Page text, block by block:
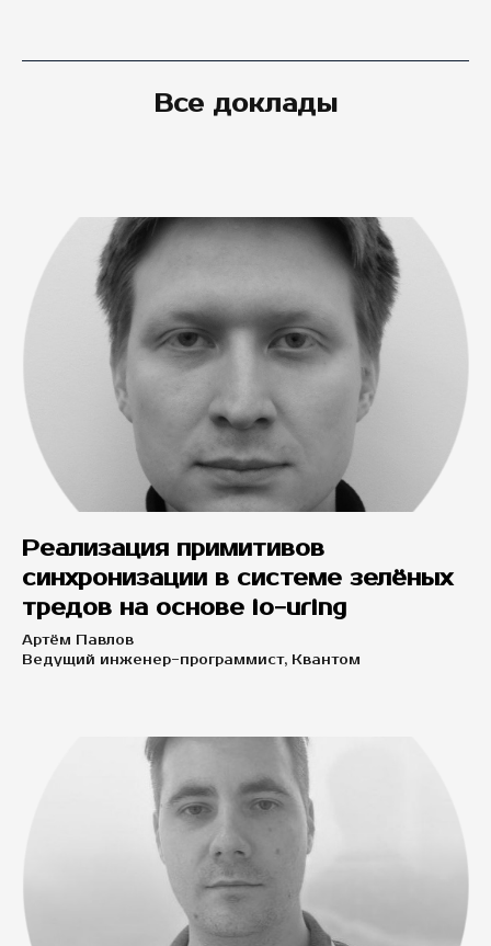
Все доклады
Реализация примитивов
синхронизации в системе зелёных
тредов на основе io-uring
Артём Павлов
Ведущий инженер-программист, Квантом